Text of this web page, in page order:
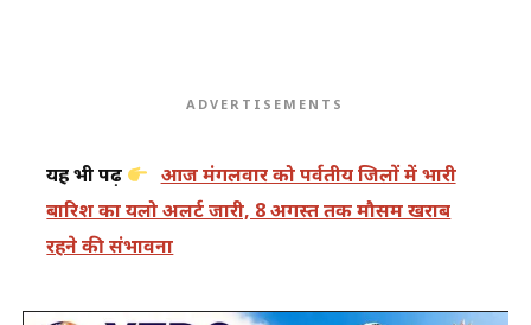
ADVERTISEMENTS
यह भी पढ़ें
आज मंगलवार को पर्वतीय जिलों में भारी
बारिश का यलो अलर्ट जारी, 8 अगस्त तक मौसम खराब
रहने की संभावना